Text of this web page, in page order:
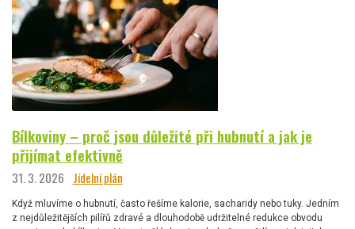
Bílkoviny – proč jsou důležité při hubnutí a jak je
přijímat efektivně
31. 3. 2026 Jídelní plán
Když mluvíme o hubnutí, často řešíme kalorie, sacharidy nebo tuky. Jedním
z nejdůležitějších pilířů zdravé a dlouhodobě udržitelné redukce obvodu